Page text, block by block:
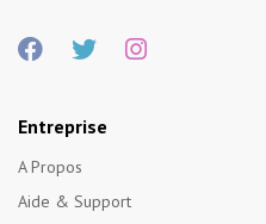
Entreprise
A Propos
Aide & Support